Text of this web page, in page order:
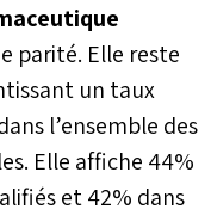
parité. Elle reste
un taux
l’ensemble des
Elle affiche 44%
et 42% dans